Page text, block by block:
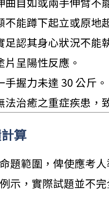
不能蹲下起立或原地
足認其身心狀況不能
片呈陽性反應。
握力未達 30 公斤。
法治癒之重症疾患，
算
命題範圍，俾使應
示，實際試題並不